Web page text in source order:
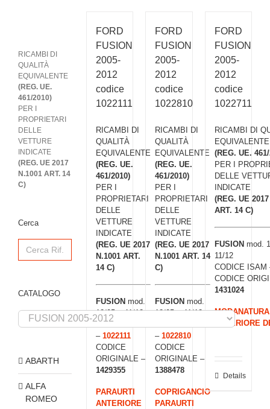
FORD
FUSION
2005-
2012
codice
1022111
RICAMBI DI
QUALITÀ
EQUIVALENTE
(REG. UE.
461/2010)
PER I
PROPRIETARI
DELLE
VETTURE
INDICATE
(REG. UE 2017
N.1001 ART.
14 C)
FUSION mod.
12/05 > 11/12
CODICE ISAM
– 1022111
CODICE
ORIGINALE –
1429355
PARAURTI
ANTERIORE
FORD
FUSION
2005-
2012
codice
1022810
RICAMBI DI
QUALITÀ
EQUIVALENTE
(REG. UE.
461/2010)
PER I
PROPRIETARI
DELLE
VETTURE
INDICATE
(REG. UE 2017
N.1001 ART. 14
C)
FUSION mod.
12/05 > 11/12
–1022810
CODICE
ORIGINALE –
1388478
COPRIGANCIO
PARAURTI
FORD
FUSION
2005-
2012
codice
1022711
RICAMBI DI
EQUIVALENTE
(REG. UE.
PER I
DELLE
INDICATE
(REG. UE
ART. 14 C)
FUSION mod.
11/12
CODICE
CODICE
1431024
ANTERIORE
Details
RICAMBI DI
QUALITÀ
EQUIVALENTE
(REG. UE.
461/2010)
PER I
PROPRIETARI
DELLE
VETTURE
INDICATE
(REG. UE 2017
N.1001 ART. 14
C)
Cerca
Search
for:
CATALOGO
ABARTH
ALFA
ROMEO